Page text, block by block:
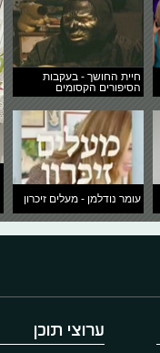
חיית החושך - בעקבות
הסיפורים הקסומים
עומר נודלמן - מעלים זיכרון
ערוצי תוכן